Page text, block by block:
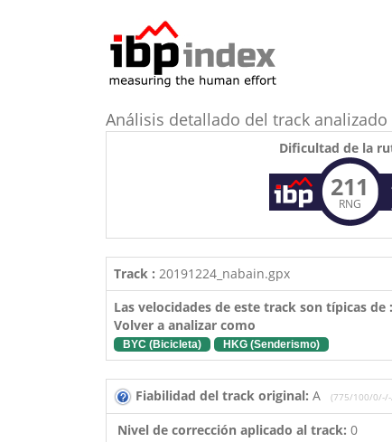
Análisis detallado del track analizado
Dificultad de la
211
RNG
Track : 20191224_nabain.gpx
Las velocidades de este track son típicas de
Volver a analizar como
BYC (Bicicleta) HKG (Senderismo)
Fiabilidad del track original: A (775/100/
Nivel de corrección aplicado al track: 0